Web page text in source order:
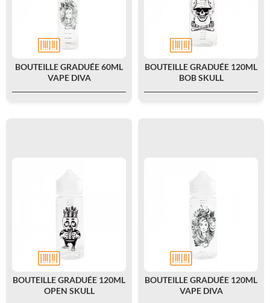
BOUTEILLE GRADUÉE 60ML
VAPE DIVA
BOUTEILLE GRADUÉE 120ML
BOB SKULL
BOUTEILLE GRADUÉE 120ML
OPEN SKULL
BOUTEILLE GRADUÉE 120ML
VAPE DIVA